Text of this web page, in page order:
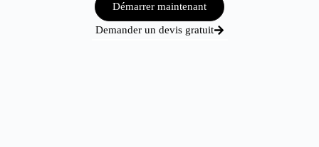
Démarrer maintenant
Demander un devis gratuit